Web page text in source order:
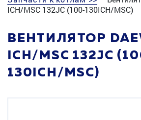
ICH/MSC 132JC (100-130ICH/MSC)
ВЕНТИЛЯТОР
ICH/MSC 132JC
130ICH/MSC)